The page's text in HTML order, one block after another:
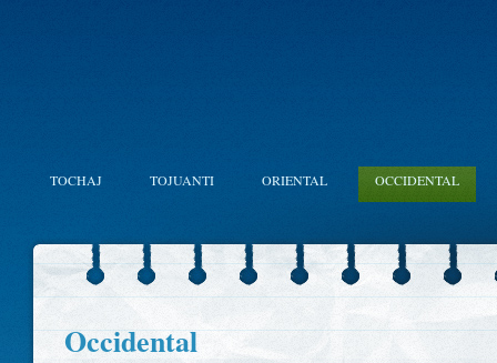
TOCHAJ TOJUANTI ORIENTAL OCCIDENTAL
Occidental